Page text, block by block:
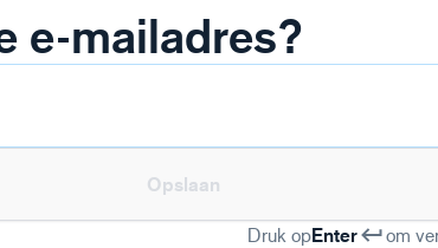
e-mailadres?
Opslaan
Druk opEnter om